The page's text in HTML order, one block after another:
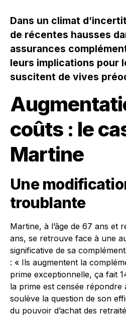
Dans un climat
de récentes hausses
assurances
leurs implications pour
suscitent de vives
coûts : le
Martine
Une
troublante
Martine, à l’âge de 67 ans et
ans, se retrouve face à une
significative de sa
: « Ils augmentent la
prime exceptionnelle, ça fait
la prime est censée répondre
soulève la question de son
du pouvoir d’achat des